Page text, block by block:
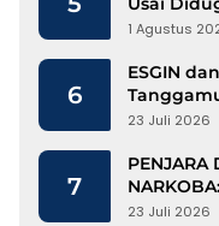
1 Agustus
6
ESGIN
Berbasis
23 Juli 2026
7
PENJARA
Gunakan
23 Juli 2026